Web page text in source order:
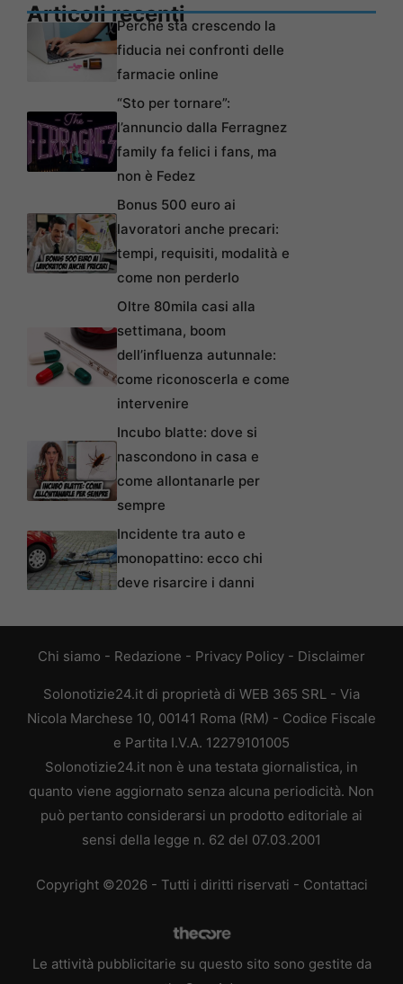
Articoli recentiPerché sta crescendo la
fiducia nei confronti delle
farmacie online
“Sto per tornare”:
l’annuncio dalla Ferragnez
family fa felici i fans, ma
non è Fedez
Bonus 500 euro ai
lavoratori anche precari:
tempi, requisiti, modalità e
come non perderlo
Oltre 80mila casi alla
settimana, boom
dell’influenza autunnale:
come riconoscerla e come
intervenire
Incubo blatte: dove si
nascondono in casa e
come allontanarle per
sempre
Incidente tra auto e
monopattino: ecco chi
deve risarcire i danni
Chi siamo - Redazione - Privacy Policy - Disclaimer
Solonotizie24.it di proprietà di WEB 365 SRL - Via
Nicola Marchese 10, 00141 Roma (RM) - Codice Fiscale
e Partita I.V.A. 12279101005
Solonotizie24.it non è una testata giornalistica, in
quanto viene aggiornato senza alcuna periodicità. Non
può pertanto considerarsi un prodotto editoriale ai
sensi della legge n. 62 del 07.03.2001
Copyright ©2026 - Tutti i diritti riservati - Contattaci
Le attività pubblicitarie su questo sito sono gestite da